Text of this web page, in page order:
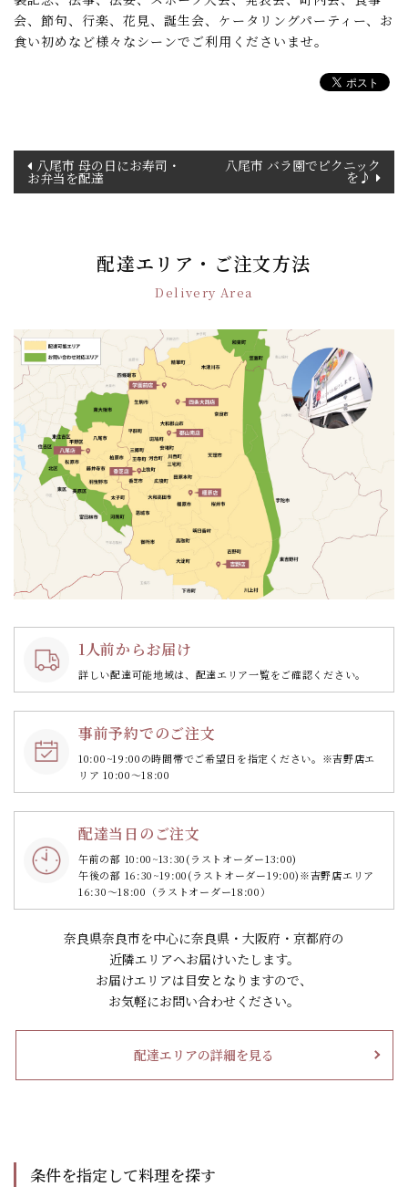
会、節句、行楽、花見、誕生会、ケータリングパーティー、お
食い初めなど様々なシーンでご利用くださいませ。
ン
八尾市 母の日にお寿司・
お弁当を配達
八尾市 バラ園でピクニック
を♪
配達エリア・ご注文方法
Delivery Area
1人前からお届け
詳しい配達可能地域は、配達エリア一覧をご確認ください。
事前予約でのご注文
10:00~19:00の時間帯でご希望日を指定ください。 ※吉野店エ
リア 10:00～18:00
配達当日のご注文
午前の部 10:00~13:30(ラストオーダー13:00)
午後の部 16:30~19:00(ラストオーダー19:00)※吉野店エリア
16:30～18:00（ラストオーダー18:00）
奈良県奈良市を中心に奈良県・大阪府・京都府の
近隣エリアへお届けいたします。
お届けエリアは目安となりますので、
お気軽にお問い合わせください。
配達エリアの詳細を見る
条件を指定して料理を探す